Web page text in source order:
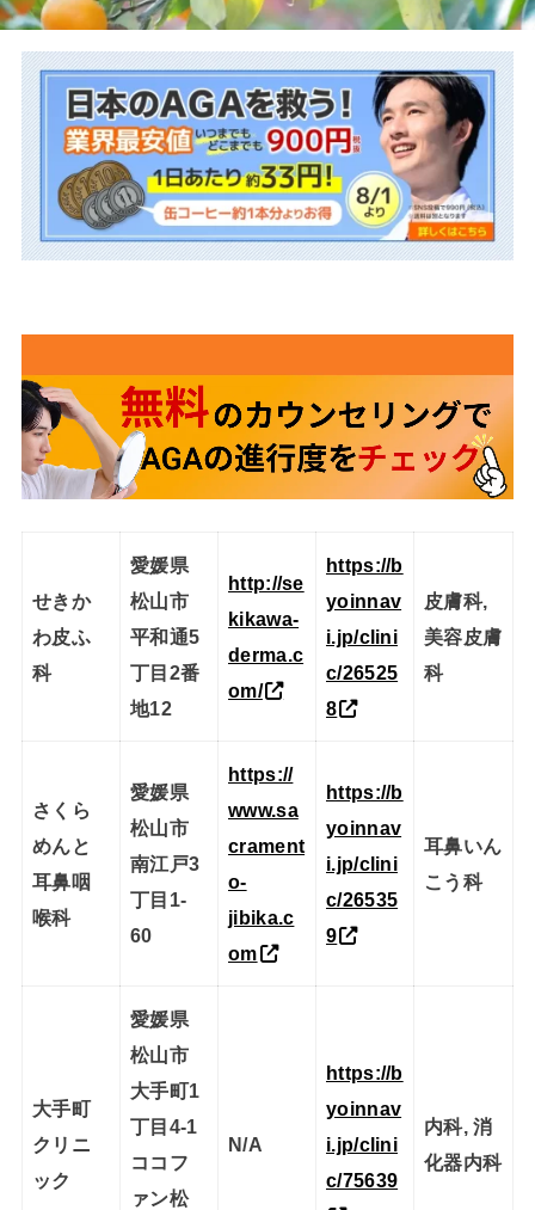
せきか
わ皮ふ
科
愛媛県
松山市
平和通5
丁目2番
地12
http://se
kikawa-
derma.c
om/
https://b
yoinnav
i.jp/clini
c/26525
8
皮膚科,
美容皮膚
科
さくら
めんと
耳鼻咽
喉科
愛媛県
松山市
南江戸3
丁目1-
60
https://
www.sa
crament
o-
jibika.c
om
https://b
yoinnav
i.jp/clini
c/26535
9
耳鼻いん
こう科
大手町
クリニ
ック
愛媛県
松山市
大手町1
丁目4-1
ココフ
ァン松
N/A
https://b
yoinnav
i.jp/clini
c/75639
内科, 消
化器内科